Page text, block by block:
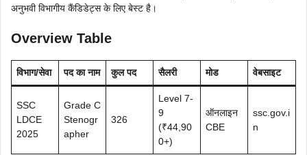
अनुभवी विभागीय कैंडिडेट्स के लिए बेस्ट है।
Overview Table
विभाग/सेवा पद का नाम कुल पद सैलरी मोड वेबसाइट
SSC
LDCE
2025
Grade C
Stenogr
apher
326
Level 7-
9
(₹44,90
0+)
ऑनलाइन
CBE
ssc.gov.i
n